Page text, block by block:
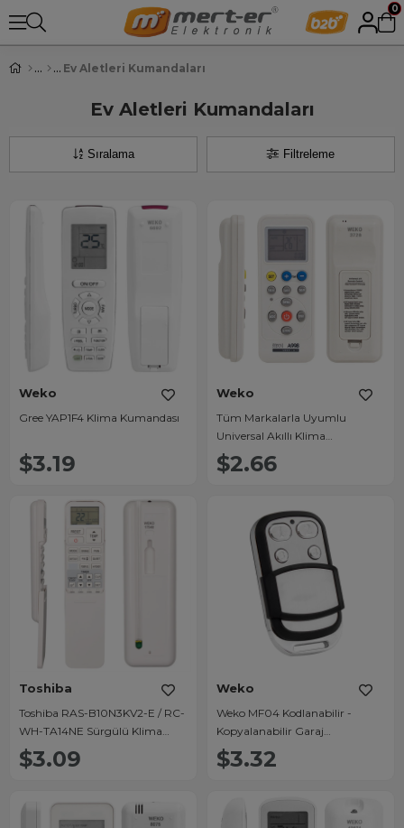
0
Ev Aletleri Kumandaları
Ev Aletleri Kumandaları
Filtreleme
Sıralama
Weko
Gree YAP1F4 Klima Kumandası
$3.19
Weko
Tüm Markalarla Uyumlu
Universal Akıllı Klima
Kumandası
$2.66
Toshiba
Toshiba RAS-B10N3KV2-E / RC-
WH-TA14NE Sürgülü Klima
Kumandası
$3.09
Weko
Weko MF04 Kodlanabilir -
Kopyalanabilir Garaj
Kumandası (1-2-3-4 Sayı Tuşlu)
$3.32